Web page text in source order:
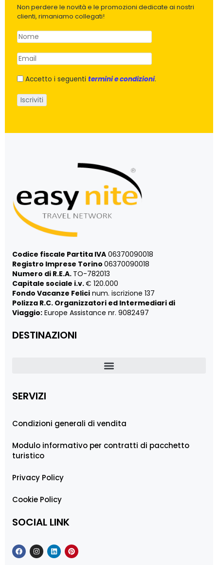
Non perdere le novità e le promozioni dedicate ai nostri
clienti, rimaniamo collegati!
Accetto i seguenti termini e condizioni.
Codice fiscale Partita IVA 06370090018
Registro Imprese Torino 06370090018
Numero di R.E.A. TO-782013
Capitale sociale i.v.€ 120.000
Fondo Vacanze Felici num. iscrizione 137
Polizza R.C. Organizzatori ed Intermediari di
Viaggio: Europe Assistance nr. 9082497
DESTINAZIONI
SERVIZI
Condizioni generali di vendita
Modulo informativo per contratti di pacchetto
turistico
Privacy Policy
Cookie Policy
SOCIAL LINK